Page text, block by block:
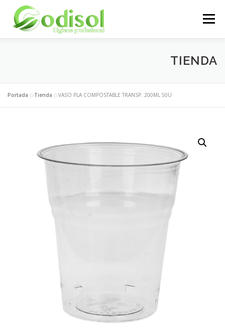
contenido
Menú
ÁREA CLIENTES CONTACTO
TIENDA
Portada »Tienda »VASO PLA COMPOSTABLE TRANSP. 200ML 50U